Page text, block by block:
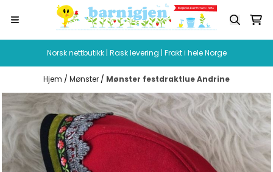
Hopp til innhold
Norsk nettbutikk | Rask levering | Frakt i hele Norge
Hjem / Mønster / Mønster festdraktlue Andrine